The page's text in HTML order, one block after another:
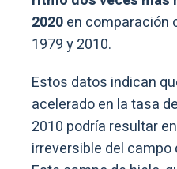
2020en comparación
1979 y 2010.
Estos datos indican
acelerado en la tasa
2010 podría resultar
irreversible del campo